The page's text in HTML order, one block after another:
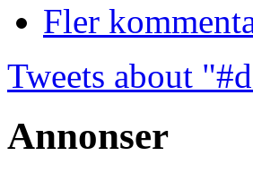
Fler
Tweets about
Annonser